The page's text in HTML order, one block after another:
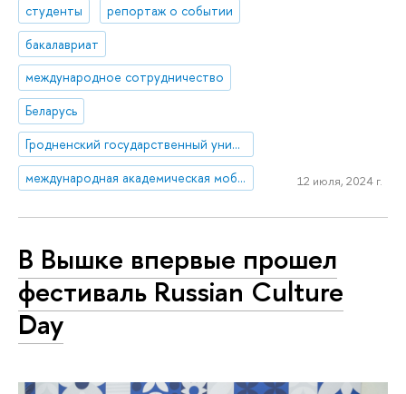
студенты
репортаж о событии
бакалавриат
международное сотрудничество
Беларусь
Гродненский государственный университет имени Янки Купалы
международная академическая мобильность
12 июля, 2024 г.
В Вышке впервые прошел
фестиваль Russian Culture
Day